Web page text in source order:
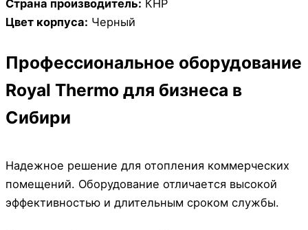
Страна производитель: КНР
Цвет корпуса: Черный
Профессиональное оборудование
Royal Thermo для бизнеса в
Сибири
Надежное решение для отопления коммерческих
помещений. Оборудование отличается высокой
эффективностью и длительным сроком службы.